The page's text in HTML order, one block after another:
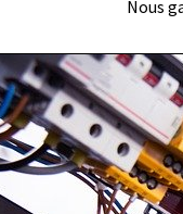
Nous